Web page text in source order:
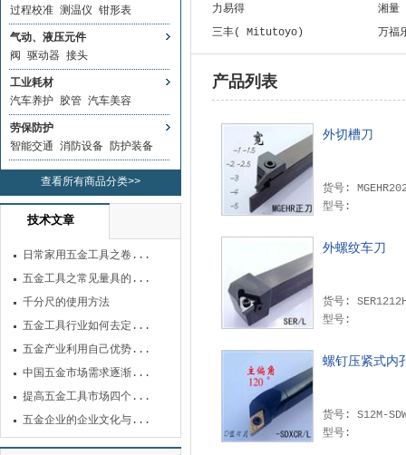
过程校准 测温仪 钳形表
气动、液压元件
阀
驱动器 接头
工业耗材
汽车养护 胶管 汽车美容
劳保防护
智能交通 消防设备 防护装备
查看所有商品分类>>
技术文章
日常家用五金工具之卷...
五金工具之常见量具的...
千分尺的使用方法
五金工具行业如何去定...
五金产业利用自己优势...
中国五金市场需求逐渐...
提高五金工具市场四个...
五金企业的企业文化与...
力易得
湘量
三丰( Mitutoyo)
万福
产品列表
外切槽刀
货号:
型号:
外螺纹车刀
货号:
型号:
螺钉压紧式内
货号: S12M-
型号: